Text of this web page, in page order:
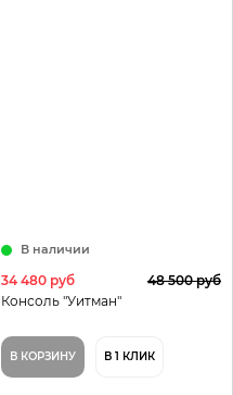
В наличии
34 480 руб
48 500 руб
Консоль "Уитман"
В КОРЗИНУ В 1 КЛИК